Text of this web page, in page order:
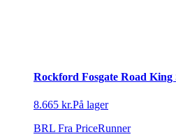
Rockford Fosgate Road
8.665 kr.På lager
BRL Fra PriceRunner